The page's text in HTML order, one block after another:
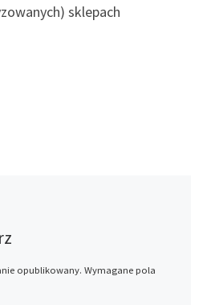
sklepach
opublikowany. Wymagane pola